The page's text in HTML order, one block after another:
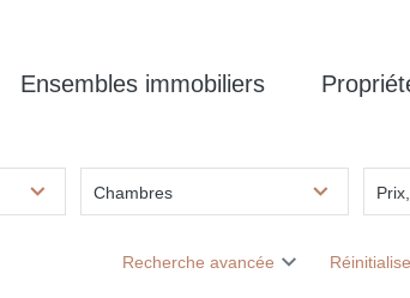
Ensembles immobiliers
Chambres
Recherche avancée